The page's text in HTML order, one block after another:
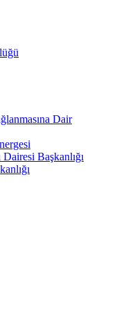
Dair
Başkanlığı